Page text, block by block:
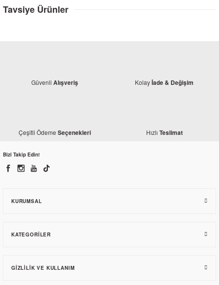
Tavsiye Ürünler
Honda
Honda CRF 250 Rally Orjinal Arka Fren Balatası
1.320,30 TL
Güvenli Alışveriş Kolayİade & Değişim
Çeşitli Ödeme Seçenekleri Hızlı Teslimat
Bizi Takip Edin!
KURUMSAL
KATEGORILER
GIZLILIK VE KULLANIM